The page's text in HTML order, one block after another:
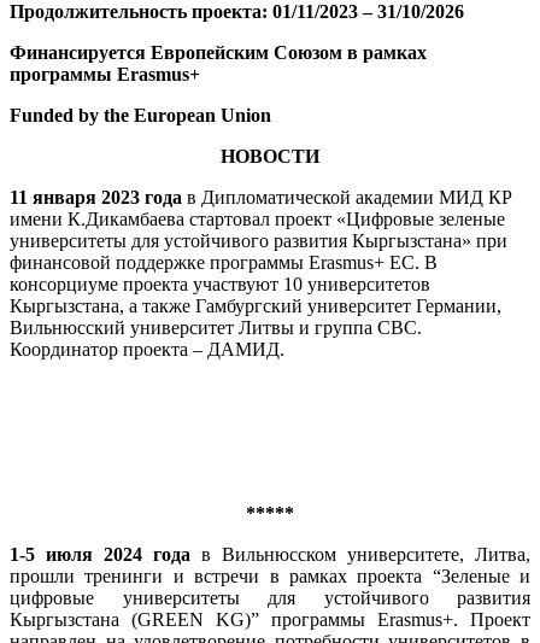
Продолжительность проекта: 01/11/2023 – 31/10/2026
Финансируется Европейским Союзом в рамках
программы Erasmus+
Funded by the European Union
НОВОСТИ
11 января 2023 года в Дипломатической академии МИД КР
имени К.Дикамбаева стартовал проект «Цифровые зеленые
университеты для устойчивого развития Кыргызстана» при
финансовой поддержке программы Erasmus+ ЕС. В
консорциуме проекта участвуют 10 университетов
Кыргызстана, а также Гамбургский университет Германии,
Вильнюсский университет Литвы и группа CBC.
Координатор проекта – ДАМИД.
*****
1-5 июля 2024 года в Вильнюсском университете, Литва,
прошли тренинги и встречи в рамках проекта “Зеленые и
цифровые университеты для устойчивого развития
Кыргызстана (GREEN KG)” программы Erasmus+. Проект